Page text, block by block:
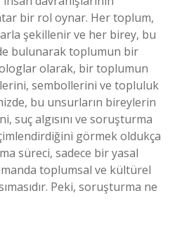
bir rol oynar. Her toplum,
şekillenir ve her birey, bu
bulunarak toplumun bir
olarak, bir toplumun
sembollerini ve topluluk
bu unsurların bireylerin
suç algısını ve soruşturma
görmek oldukça
süreci, sadece bir yasal
toplumsal ve kültürel
Peki, soruşturma ne